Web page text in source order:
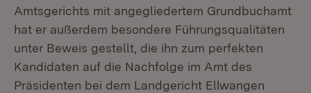
Amtsgerichts mit angegliedertem Grundbuchamt
hat er außerdem besondere Führungsqualitäten
unter Beweis gestellt, die ihn zum perfekten
Kandidaten auf die Nachfolge im Amt des
Präsidenten bei dem Landgericht Ellwangen